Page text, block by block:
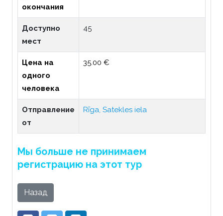
окончания
Доступно
мест
45
Цена на
одного
человека
35.00 €
Отправление
от
Rīga, Satekles iela
Мы больше не принимаем
регистрацию на этот тур
Назад